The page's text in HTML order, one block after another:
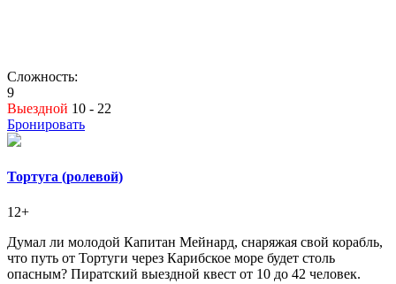
Сложность:
9
Выездной 10 - 22
Бронировать
Тортуга (ролевой)
12+
Думал ли молодой Капитан Мейнард, снаряжая свой корабль,
что путь от Тортуги через Карибское море будет столь
опасным? Пиратский выездной квест от 10 до 42 человек.